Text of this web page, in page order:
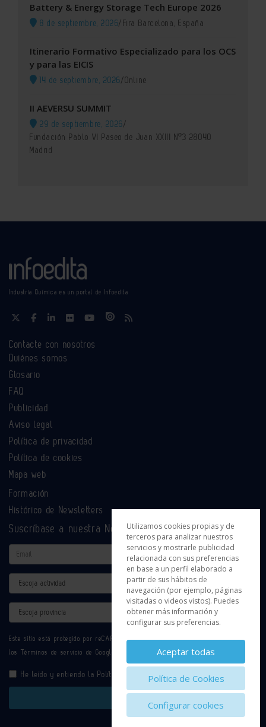
Battery & Energy Storage Tech Europe 2026
8 de septiembre, 2026/Fira Barcelona, España
Itinerario Formativo Especializado para los OCS
y para las EICIS
14 de septiembre, 2026/Online
II AEVERSU SUMMIT
29 de septiembre, 2026/
Fundación Pablo VI Paseo de Juan XXIII Nº3 28040
Madrid
Industria Química es un portal de Infoedita
Contacte con nosotros
Quiénes somos
Glosario
FAQ
Publicidad
Aviso legal
Política de privacidad
Política de cookies
Mapa web
Formación
Histórico de Newsletters
Suscríbase a nuestra Newsletter
Email
Actividad
Provincia
Este sitio está protegido por reCAPTCHA y se aplican laPolítica de privacidady
los Términos de servicio de Google.
He leído y entiendo la Política de Privacidad
Enviar
Utilizamos cookies propias y de
terceros para analizar nuestros
servicios y mostrarle publicidad
relacionada con sus preferencias
en base a un perfil elaborado a
partir de sus hábitos de
navegación (por ejemplo, páginas
visitadas o videos vistos). Puedes
obtener más información y
configurar sus preferencias.
Aceptar todas
Política de Cookies
Configurar cookies